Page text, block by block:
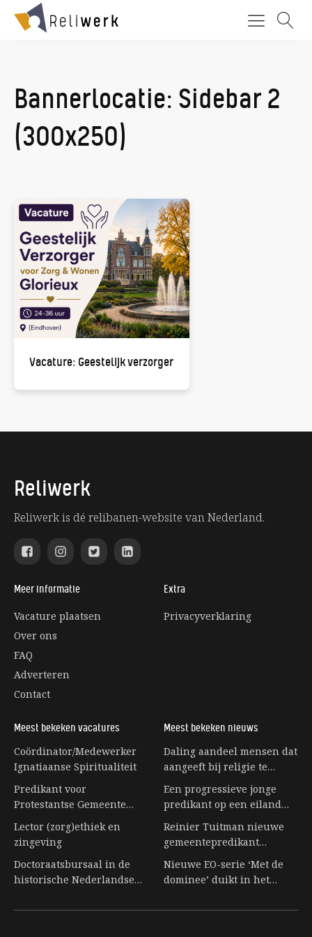
Bannerlocatie: Sidebar 2
(300x250)
Vacature: Geestelijk verzorger
Reliwerk
Reliwerk is dé relibanen-website van Nederland.
Meer informatie
Vacature plaatsen
Over ons
FAQ
Adverteren
Contact
Extra
Privacyverklaring
Meest bekeken vacatures
Coördinator/Medewerker
Ignatiaanse Spiritualiteit
Predikant voor
Protestantse Gemeente
Lector (zorg)ethiek en
zingeving
Doctoraatsbursaal in de
historische Nederlandse
Meest bekeken nieuws
Daling aandeel mensen dat
aangeeft bij religie te
Een progressieve jonge
predikant op een eiland
Reinier Tuitman nieuwe
gemeentepredikant
Nijkleaster-Westerwert
Nieuwe EO-serie ‘Met de
dominee’ duikt in het